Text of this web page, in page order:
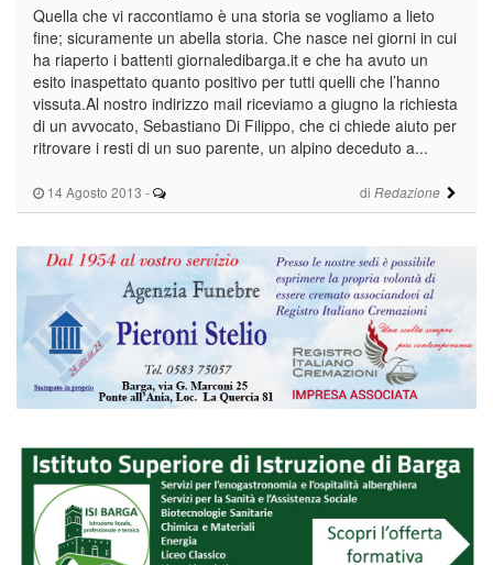
14 Agosto 2013 - di Redazione
Quella che vi raccontiamo è una storia se vogliamo a lieto
fine; sicuramente un abella storia. Che nasce nei giorni in cui
ha riaperto i battenti giornaledibarga.it e che ha avuto un
esito inaspettato quanto positivo per tutti quelli che l’hanno
vissuta.Al nostro indirizzo mail riceviamo a giugno la richiesta
di un avvocato, Sebastiano Di Filippo, che ci chiede aiuto per
ritrovare i resti di un suo parente, un alpino deceduto a...